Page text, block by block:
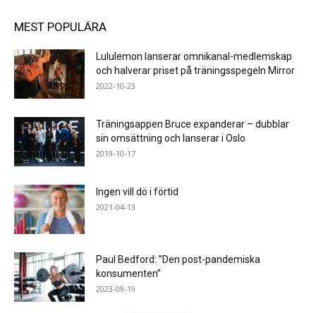
MEST POPULÄRA
Lululemon lanserar omnikanal-medlemskap
och halverar priset på träningsspegeln Mirror
2022-10-23
Träningsappen Bruce expanderar – dubblar
sin omsättning och lanserar i Oslo
2019-10-17
Ingen vill dö i förtid
2021-04-13
Paul Bedford: ”Den post-pandemiska
konsumenten”
2023-09-19